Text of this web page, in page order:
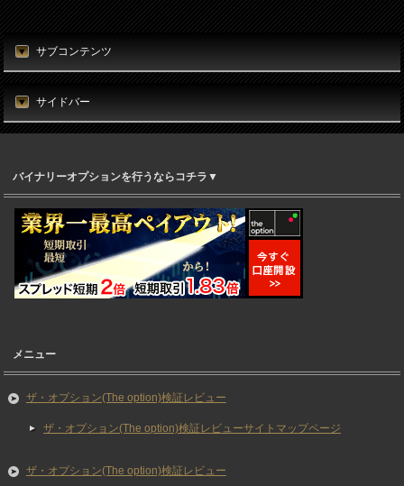
サブコンテンツ
サイドバー
バイナリーオプションを行うならコチラ▼
メニュー
ザ・オプション(The option)検証レビュー
ザ・オプション(The option)検証レビューサイトマップページ
ザ・オプション(The option)検証レビュー